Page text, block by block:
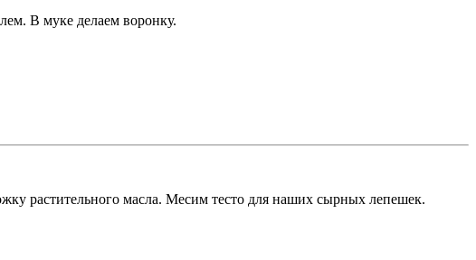
В муке делаем воронку.
растительного масла. Месим тесто для наших сырных лепешек.